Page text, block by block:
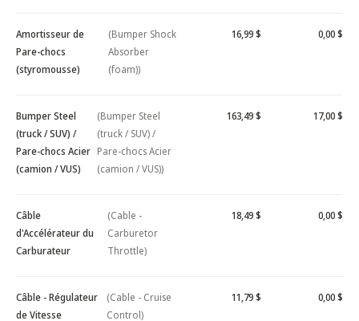
Amortisseur de
Pare-chocs
(styromousse)
(Bumper Shock
Absorber
(foam))
16,99 $ 0,00 $
Bumper Steel
(truck / SUV) /
Pare-chocs Acier
(camion / VUS)
(Bumper Steel
(truck / SUV) /
Pare-chocs Acier
(camion / VUS))
163,49 $ 17,00 $
Câble
d'Accélérateur du
Carburateur
(Cable -
Carburetor
Throttle)
18,49 $ 0,00 $
Câble - Régulateur
de Vitesse
(Cable - Cruise
Control)
11,79 $ 0,00 $